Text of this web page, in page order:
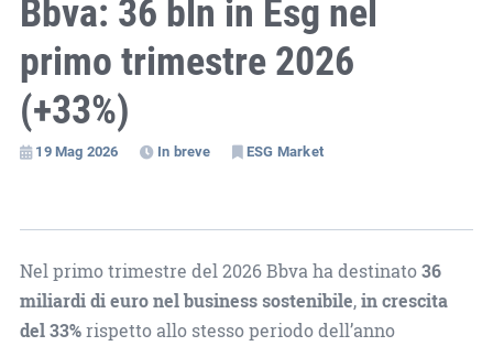
Bbva: 36 bln in Esg nel
primo trimestre 2026
(+33%)
19 Mag 2026 In breve ESG Market
Nel primo trimestre del 2026 Bbva ha destinato36
miliardi di euro nel business sostenibile,in crescita
del 33%rispetto allo stesso periodo dell’anno